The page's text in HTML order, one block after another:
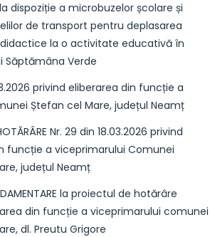
dispoziție a microbuzelor școlare și
de transport pentru deplasarea
la o activitate educativă în
Săptămâna Verde
privind eliberarea din funcție a
Ștefan cel Mare, județul Neamț
Nr. 29 din 18.03.2026 privind
funcție a viceprimarului Comunei
județul Neamț
la proiectul de hotărâre
din funcție a viceprimarului comunei
dl. Preutu Grigore